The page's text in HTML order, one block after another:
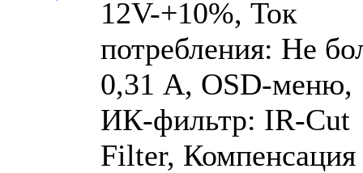
12V-+10%, Ток
потребления: Не
0,31 А, OSD-меню,
ИК-фильтр: IR-Cut
Filter, Компенсация